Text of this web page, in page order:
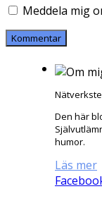
Meddela mig
Den här
humor.
Läs mer